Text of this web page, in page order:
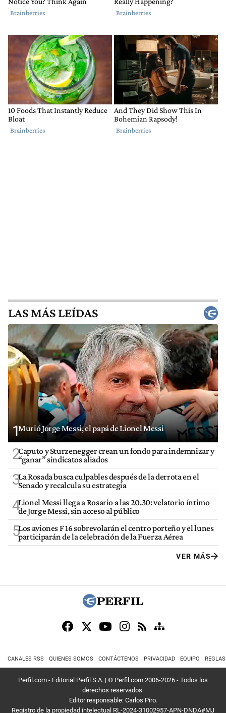
LAS MÁS LEÍDAS
1Murió Jorge Messi, el papá de Lionel Messi
2Caputo y Sturzenegger crean un fondo para indemnizar y
“ganar” sindicatos aliados
3La Rosada busca culpables después de la derrota en el
Senado y recalcula su estrategia
4Lionel Messi llega a Rosario a las 20.30: velatorio íntimo
de Jorge Messi, sin acceso al público
5Los aviones F 16 sobrevolarán el centro porteño y el lunes
participarán de la celebración de la Fuerza Aérea
VER MÁS
CANALES RSS QUIENES SOMOS CONTÁCTENOS PRIVACIDAD EQUIPO
Perfil.com - Editorial Perfil S.A. | © Perfil.com 2006-2026 - Todos los
derechos reservados.
Editor responsable: Carlos Piro.
Registro de la propiedad intelectual RL-2024-31002957-APN-DNDA#MJ